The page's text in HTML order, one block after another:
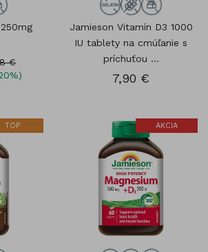
€
Jamieson Vitamín D3 1000
IU tablety na cmúľanie s
príchuťou ...
7,90 €
TOP AKCIA